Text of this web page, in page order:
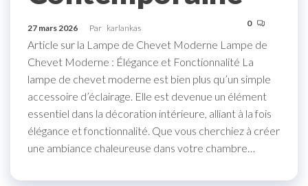
27 mars 2026 Par karlankas 0
Article sur la Lampe de Chevet Moderne Lampe de
Chevet Moderne : Élégance et Fonctionnalité La
lampe de chevet moderne est bien plus qu’un simple
accessoire d’éclairage. Elle est devenue un élément
essentiel dans la décoration intérieure, alliant à la fois
élégance et fonctionnalité. Que vous cherchiez à créer
une ambiance chaleureuse dans votre chambre…